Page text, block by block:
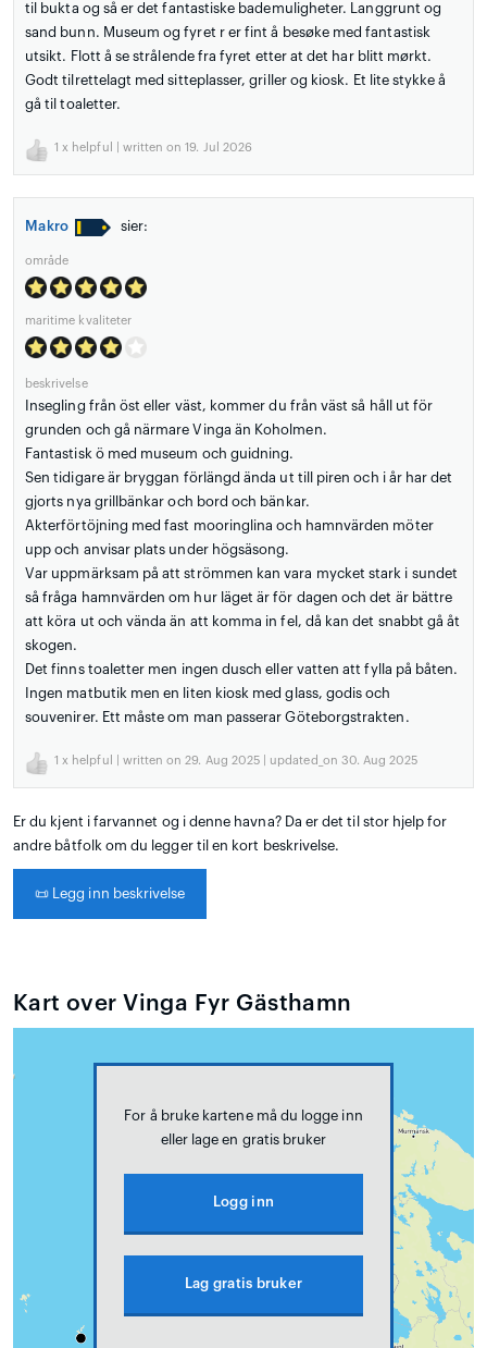
til bukta og så er det fantastiske bademuligheter. Langgrunt og
sand bunn. Museum og fyret r er fint å besøke med fantastisk
utsikt. Flott å se strålende fra fyret etter at det har blitt mørkt.
Godt tilrettelagt med sitteplasser, griller og kiosk. Et lite stykke å
gå til toaletter.
1 x helpful | written on 19. Jul 2026
Makro sier:
område
maritime kvaliteter
beskrivelse
Insegling från öst eller väst, kommer du från väst så håll ut för
grunden och gå närmare Vinga än Koholmen.
Fantastisk ö med museum och guidning.
Sen tidigare är bryggan förlängd ända ut till piren och i år har det
gjorts nya grillbänkar och bord och bänkar.
Akterförtöjning med fast mooringlina och hamnvärden möter
upp och anvisar plats under högsäsong.
Var uppmärksam på att strömmen kan vara mycket stark i sundet
så fråga hamnvärden om hur läget är för dagen och det är bättre
att köra ut och vända än att komma in fel, då kan det snabbt gå åt
skogen.
Det finns toaletter men ingen dusch eller vatten att fylla på båten.
Ingen matbutik men en liten kiosk med glass, godis och
souvenirer. Ett måste om man passerar Göteborgstrakten.
1 x helpful | written on 29. Aug 2025 | updated_on 30. Aug 2025
Er du kjent i farvannet og i denne havna? Da er det til stor hjelp for
andre båtfolk om du legger til en kort beskrivelse.
📜 Legg inn beskrivelse
Kart over Vinga Fyr Gästhamn
For å bruke kartene må du logge inn
eller lage en gratis bruker
Logg inn
Lag gratis bruker